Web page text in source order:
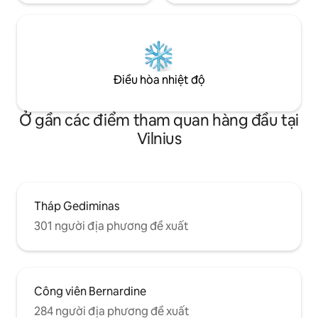
Điều hòa nhiệt độ
Ở gần các điểm tham quan hàng đầu tại
Vilnius
Tháp Gediminas
301 người địa phương đề xuất
Công viên Bernardine
284 người địa phương đề xuất